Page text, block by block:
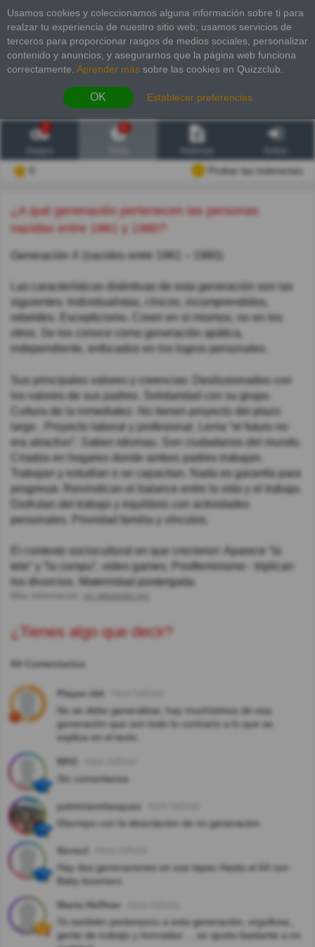
Usamos cookies y coleccionamos alguna información sobre ti para
realzar tu experiencia de nuestro sitio web; usamos servicios de
terceros para proporcionar rasgos de medios sociales, personalizar
contenido y anuncios, y asegurarnos que la página web funciona
correctamente. Aprender más sobre las cookies en Quizzclub.
OK Establecer preferencias
2
Probar las inderectas
¿A qué generación pertenecen las personas
nacidas entre 1961 y 1980?
Generación X (nacidos entre 1961 – 1980).
Las características distintivas de esta generación son las
siguientes: Individualistas, cínicos, incomprendidos,
rebeldes. Escepticismo. Creen en sí mismos, no en los
otros. Se los conoce como generación apática,
independiente, enfocados en los logros personales.
Sus principales valores y creencias: Desilusionados con
los valores de sus padres. Solidaridad con su grupo.
Cultura de la inmediatez. No tienen proyecto del plazo
largo . Proyecto laboral y profesional. Lema “el futuro no
era atractivo”. Saben idiomas. Son ciudadanos del mundo.
Criados en hogares donde ambos padres trabajan.
Trabajan y estudian o se capacitan. Nada es garantía para
progresar. Reivindican el balance entre la vida y el trabajo.
Disfrutan del trabajo y equilibrio con actividades
personales. Prioridad familia y vínculos.
El contexto sociocultural en que crecieron: Aparece “la
tele” y “la compu”, video games. Postfeminismo - triplican
los divorcios. Maternidad postergada.
¿Tienes algo que decir?
54 Comentarios
Player rbk
No se debe generalizar, hay muchísimos de esa
generación que son todo lo contrario a lo que se
explica en el texto
RPO
Sin comentarios
patriciavelasquez
Discrepo con la descripcion de mi generacion.
Norsol
Hay dos generaciones en ese lapso Hasta el 64 son
Baby boomers
Maria Heffner
Yo también pertenezco a esta generación, orgullosa,,
gente de trabajo y honradez ....se ajusta bastante a mi